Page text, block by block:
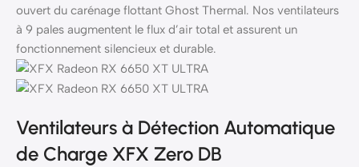
ouvert du carénage flottant Ghost Thermal. Nos ventilateurs
à 9 pales augmentent le flux d’air total et assurent un
fonctionnement silencieux et durable.
Ventilateurs à Détection Automatique
de Charge XFX Zero DB